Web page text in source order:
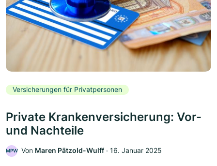
Versicherungen für Privatpersonen
Private Krankenversicherung: Vor-
und Nachteile
MPW Von Maren Pätzold-Wulff ‧ 16. Januar 2025